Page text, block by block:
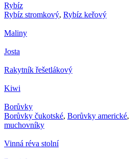
Rybíz
Rybíz stromkový, Rybíz keřový
Maliny
Josta
Rakytník řešetlákový
Kiwi
Borůvky
Borůvky čukotské, Borůvky americké,
muchovníky
Vinná réva stolní